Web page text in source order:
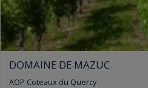
DOMAINE DE MAZUC
AOP Coteaux du Quercy